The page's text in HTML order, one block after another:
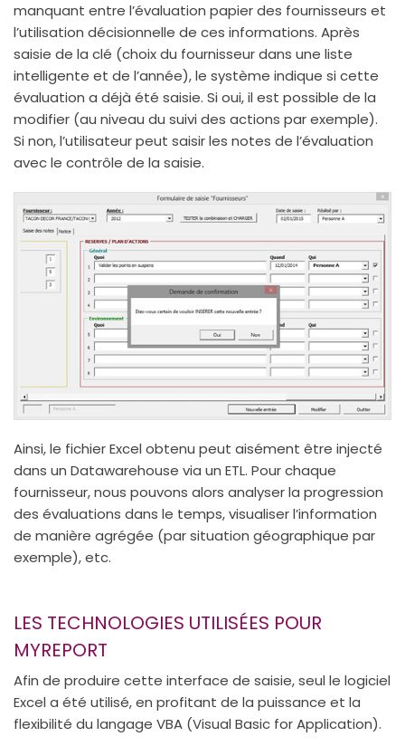
manquant entre l’évaluation papier des fournisseurs et
l’utilisation décisionnelle de ces informations. Après
saisie de la clé (choix du fournisseur dans une liste
intelligente et de l’année), le système indique si cette
évaluation a déjà été saisie. Si oui, il est possible de la
modifier (au niveau du suivi des actions par exemple).
Si non, l’utilisateur peut saisir les notes de l’évaluation
avec le contrôle de la saisie.
Ainsi, le fichier Excel obtenu peut aisément être injecté
dans un Datawarehouse via un ETL. Pour chaque
fournisseur, nous pouvons alors analyser la progression
des évaluations dans le temps, visualiser l’information
de manière agrégée (par situation géographique par
exemple), etc.
LES TECHNOLOGIES UTILISÉES POUR
MYREPORT
Afin de produire cette interface de saisie, seul le logiciel
Excel a été utilisé, en profitant de la puissance et la
flexibilité du langage VBA (Visual Basic for Application).